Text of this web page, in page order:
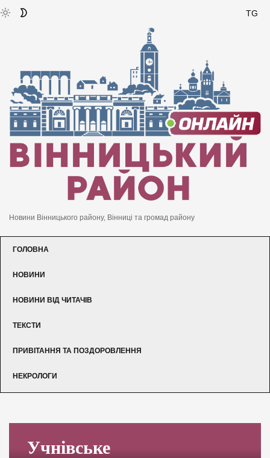
TG
Новини Вінницького району, Вінниці та громад району
ГОЛОВНА
НОВИНИ
НОВИНИ ВІД ЧИТАЧІВ
ТЕКСТИ
ПРИВІТАННЯ ТА ПОЗДОРОВЛЕННЯ
НЕКРОЛОГИ
Учнівське